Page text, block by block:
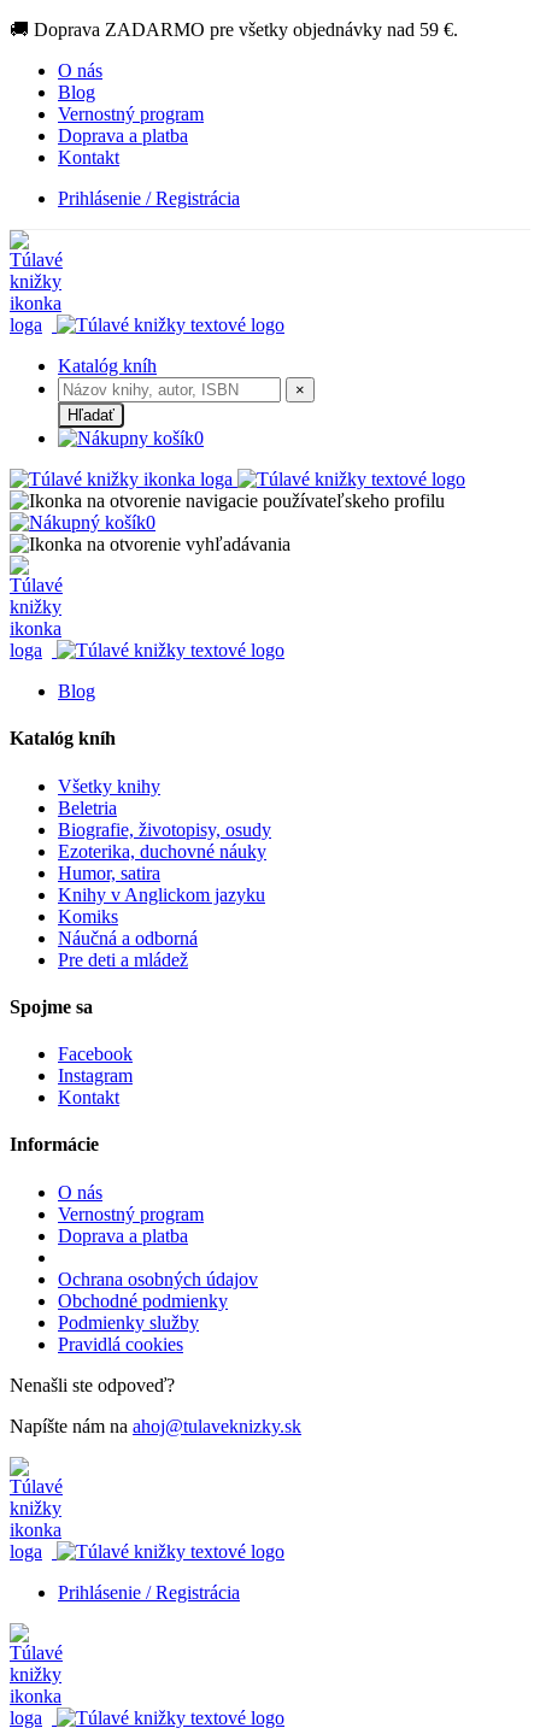
🚚 Doprava ZADARMO pre všetky objednávky nad 59 €.
O nás
Blog
Vernostný program
Doprava a platba
Kontakt
Prihlásenie / Registrácia
Katalóg kníh
×
Hľadať
0
0
Blog
Katalóg kníh
Všetky knihy
Beletria
Biografie, životopisy, osudy
Ezoterika, duchovné náuky
Humor, satira
Knihy v Anglickom jazyku
Komiks
Náučná a odborná
Pre deti a mládež
Spojme sa
Facebook
Instagram
Kontakt
Informácie
O nás
Vernostný program
Doprava a platba
Ochrana osobných údajov
Obchodné podmienky
Podmienky služby
Pravidlá cookies
Nenašli ste odpoveď?
Napíšte nám na ahoj@tulaveknizky.sk
Prihlásenie / Registrácia